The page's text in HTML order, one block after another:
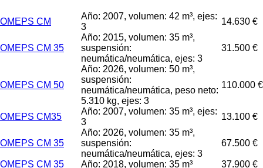
OMEPS CM
Año: 2007, volumen: 42 m³, ejes:
3
14.630 €
OMEPS CM 35
Año: 2015, volumen: 35 m³,
suspensión:
neumática/neumática, ejes: 3
31.500 €
OMEPS CM 50
Año: 2026, volumen: 50 m³,
suspensión:
neumática/neumática, peso neto:
5.310 kg, ejes: 3
110.000 €
OMEPS CM35
Año: 2007, volumen: 35 m³, ejes:
3
13.100 €
OMEPS CM 35
Año: 2026, volumen: 35 m³,
suspensión:
neumática/neumática, ejes: 3
67.500 €
OMEPS CM 35 Año: 2018, volumen: 35 m³
37.900 €